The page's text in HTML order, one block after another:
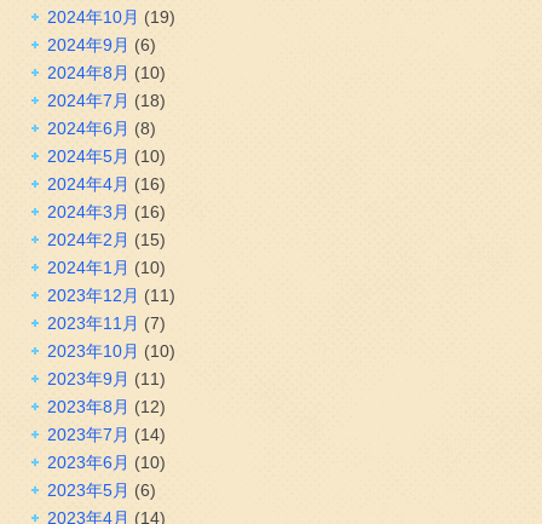
2024年10月 (19)
2024年9月 (6)
2024年8月 (10)
2024年7月 (18)
2024年6月 (8)
2024年5月 (10)
2024年4月 (16)
2024年3月 (16)
2024年2月 (15)
2024年1月 (10)
2023年12月 (11)
2023年11月 (7)
2023年10月 (10)
2023年9月 (11)
2023年8月 (12)
2023年7月 (14)
2023年6月 (10)
2023年5月 (6)
2023年4月 (14)